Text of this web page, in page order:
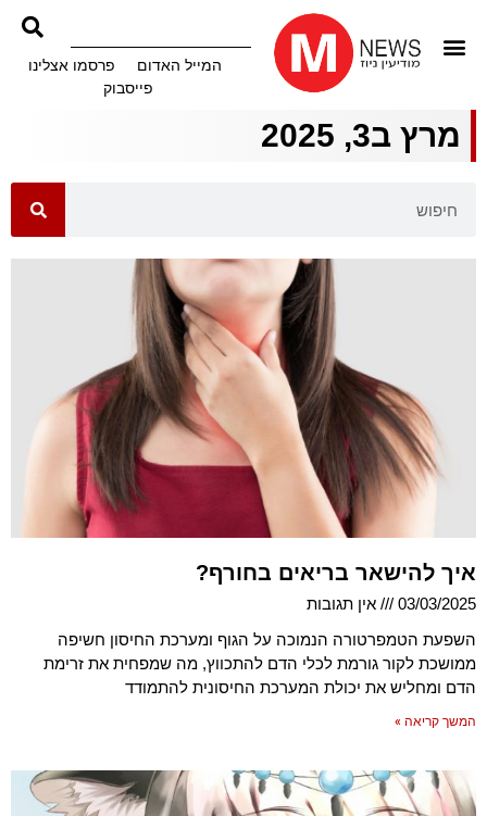
המייל האדום
פרסמו אצלינו
פייסבוק
מרץ ב3, 2025
איך להישאר בריאים בחורף?
03/03/2025
אין תגובות
השפעת הטמפרטורה הנמוכה על הגוף ומערכת החיסון חשיפה
ממושכת לקור גורמת לכלי הדם להתכווץ, מה שמפחית את זרימת
הדם ומחליש את יכולת המערכת החיסונית להתמודד
המשך קריאה »